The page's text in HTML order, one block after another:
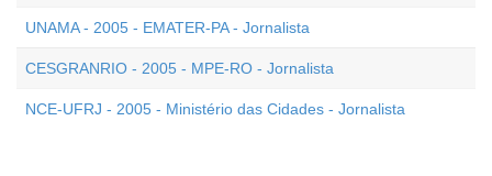
UNAMA - 2005 - EMATER-PA - Jornalista
CESGRANRIO - 2005 - MPE-RO - Jornalista
NCE-UFRJ - 2005 - Ministério das Cidades - Jornalista